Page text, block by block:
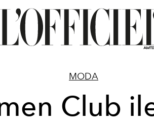
MODA
Club